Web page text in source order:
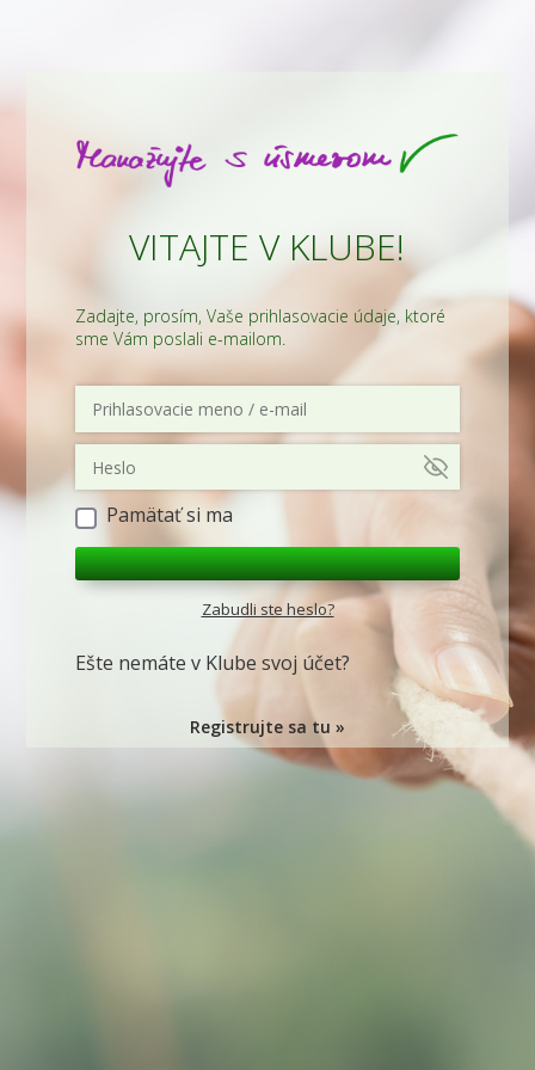
VITAJTE V KLUBE!
Zadajte, prosím, Vaše prihlasovacie údaje, ktoré
sme Vám poslali e-mailom.
Pamätať si ma
Zabudli ste heslo?
Ešte nemáte v Klube svoj účet?
Registrujte sa tu »